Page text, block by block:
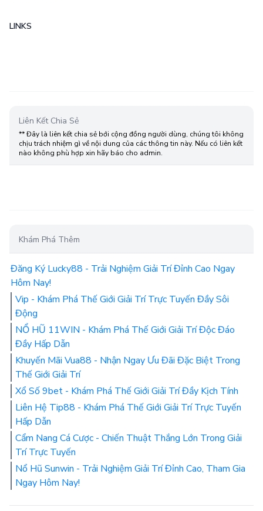
LINKS
Liên Kết Chia Sẻ
** Đây là liên kết chia sẻ bới cộng đồng người dùng, chúng tôi không
chịu trách nhiệm gì về nội dung của các thông tin này. Nếu có liên kết
nào không phù hợp xin hãy báo cho admin.
Khám Phá Thêm
Đăng Ký Lucky88 - Trải Nghiệm Giải Trí Đỉnh Cao Ngay
Hôm Nay!
Vip - Khám Phá Thế Giới Giải Trí Trực Tuyến Đầy Sôi
Động
NỔ HŨ 11WIN - Khám Phá Thế Giới Giải Trí Độc Đáo
Đầy Hấp Dẫn
Khuyến Mãi Vua88 - Nhận Ngay Ưu Đãi Đặc Biệt Trong
Thế Giới Giải Trí
Xổ Số 9bet - Khám Phá Thế Giới Giải Trí Đầy Kịch Tính
Liên Hệ Tip88 - Khám Phá Thế Giới Giải Trí Trực Tuyến
Hấp Dẫn
Cẩm Nang Cá Cược - Chiến Thuật Thắng Lớn Trong Giải
Trí Trực Tuyến
Nổ Hũ Sunwin - Trải Nghiệm Giải Trí Đỉnh Cao, Tham Gia
Ngay Hôm Nay!